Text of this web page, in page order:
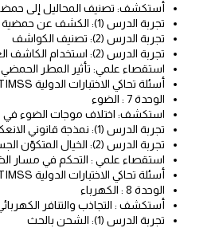
أستكشف: تصنيف المحاليل إلى
تجربة الدرس (1): الكشف عن حمضية أو قاعدية مسحوق الخبيز
تجربة الدرس (2): تصنيف الكواشف
تجربة الدرس (2): استخدام الكاشف العام
استقصاء علمي: تأثير المطر الحمضي
أسئلة تحاكي الاختبارات الدولية TIMSS
الوحدة 7 : الضوء
استكشف: اختلاف موجات الضوء في
تجربة الدرس (1): نمذجة قانوني الانعكاس
تجربة الدرس (2): الخيال المتكوّن الجسم في مرآة مقعرة
استقصاء علمي : التحكم في مسار
أسئلة تحاكي الاختبارات الدولية TIMSS
الوحدة 8 : الكهرباء
أستكشف : التجاذب والتنافر الكهربائي
تجربة الدرس (1): الشحن بالحث